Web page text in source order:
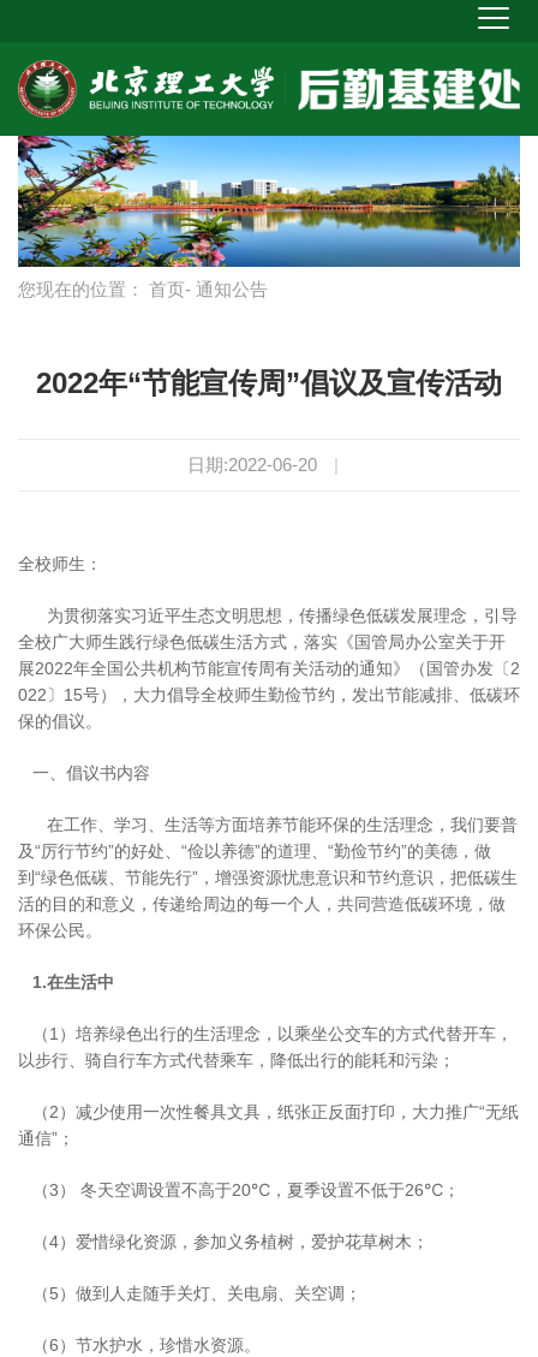
您现在的位置： 首页- 通知公告
2022年“节能宣传周”倡议及宣传活动
日期:2022-06-20 |
全校师生：
为贯彻落实习近平生态文明思想，传播绿色低碳发展理念，引导
全校广大师生践行绿色低碳生活方式，落实《国管局办公室关于开
展2022年全国公共机构节能宣传周有关活动的通知》（国管办发〔2
022〕15号），大力倡导全校师生勤俭节约，发出节能减排、低碳环
保的倡议。
一、倡议书内容
在工作、学习、生活等方面培养节能环保的生活理念，我们要普
及“厉行节约”的好处、“俭以养德”的道理、“勤俭节约”的美德，做
到“绿色低碳、节能先行”，增强资源忧患意识和节约意识，把低碳生
活的目的和意义，传递给周边的每一个人，共同营造低碳环境，做
环保公民。
1.在生活中
（1）培养绿色出行的生活理念，以乘坐公交车的方式代替开车，
以步行、骑自行车方式代替乘车，降低出行的能耗和污染；
（2）减少使用一次性餐具文具，纸张正反面打印，大力推广“无纸
通信”；
（3） 冬天空调设置不高于20℃，夏季设置不低于26℃；
（4）爱惜绿化资源，参加义务植树，爱护花草树木；
（5）做到人走随手关灯、关电扇、关空调；
（6）节水护水，珍惜水资源。